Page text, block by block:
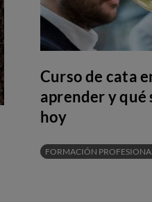
Curso de cata
aprender y qué
hoy
FORMACIÓN PROFESIONAL